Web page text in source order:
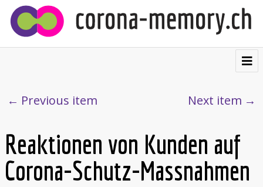
Visualizzazioni
Cartolina postale
Previous item Next item
Reaktionen von Kunden auf
Corona-Schutz-Massnahmen